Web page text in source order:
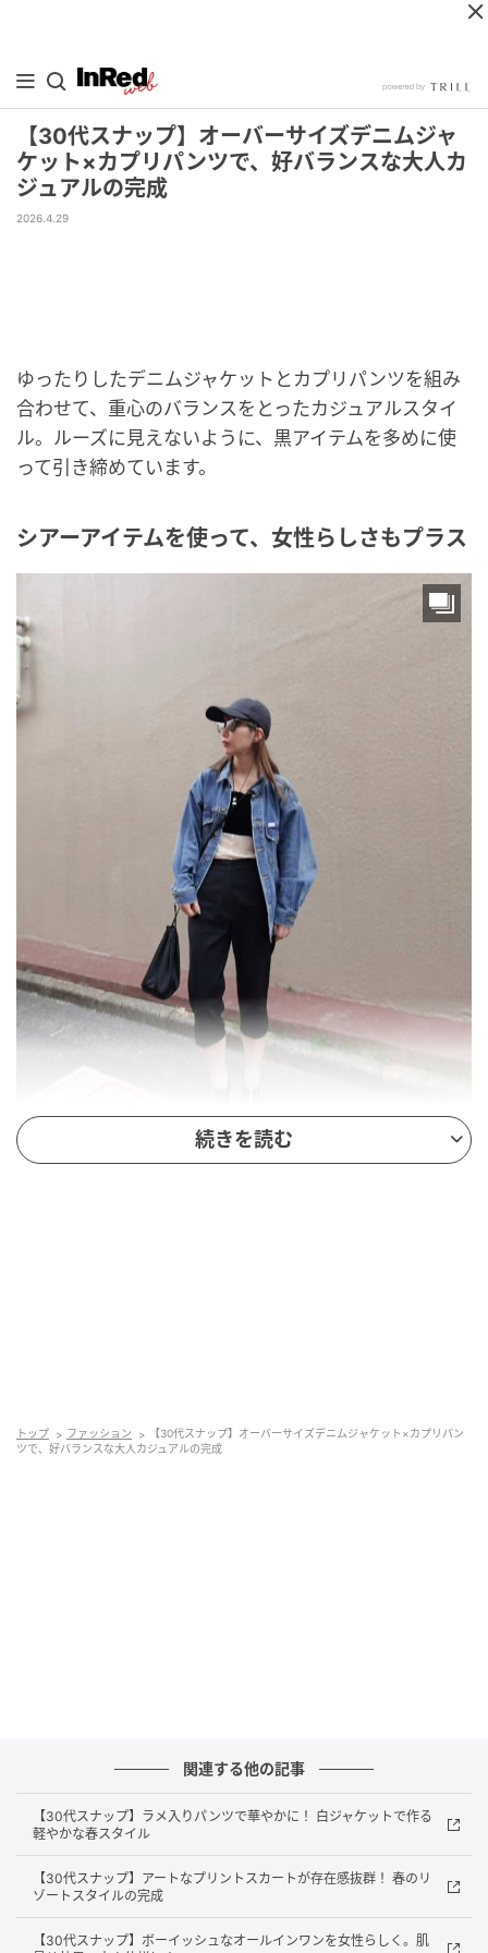
【30代スナップ】オーバーサイズデニムジャ
ケット×カプリパンツで、好バランスな大人カ
ジュアルの完成
2026.4.29
ゆったりしたデニムジャケットとカプリパンツを組み
合わせて、重心のバランスをとったカジュアルスタイ
ル。ルーズに見えないように、黒アイテムを多めに使
って引き締めています。
シアーアイテムを使って、女性らしさもプラス
インレッドウェブ
続きを読む
トップ ファッション
【30代スナップ】オーバーサイズデニムジャケット×カプリパン
ツで、好バランスな大人カジュアルの完成
関連する他の記事
【30代スナップ】ラメ入りパンツで華やかに！ 白ジャケットで作る
軽やかな春スタイル
【30代スナップ】アートなプリントスカートが存在感抜群！ 春のリ
ゾートスタイルの完成
【30代スナップ】ボーイッシュなオールインワンを女性らしく。肌